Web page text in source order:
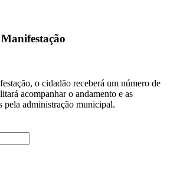
o cidadão receberá um número de
acompanhar o andamento e as
pela administração municipal.